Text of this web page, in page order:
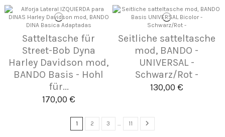
Satteltasche für
Street-Bob Dyna
Harley Davidson mod,
BANDO Basis - Hohl
für...
170,00 €
Seitliche satteltasche
mod, BANDO -
UNIVERSAL -
Schwarz/Rot -
130,00 €
1 2 3 … 11